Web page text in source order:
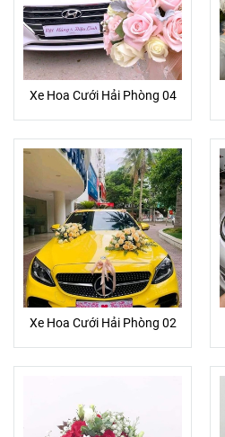
Xe Hoa Cưới Hải Phòng 04
Xe Hoa Cưới Hải Phòng 02